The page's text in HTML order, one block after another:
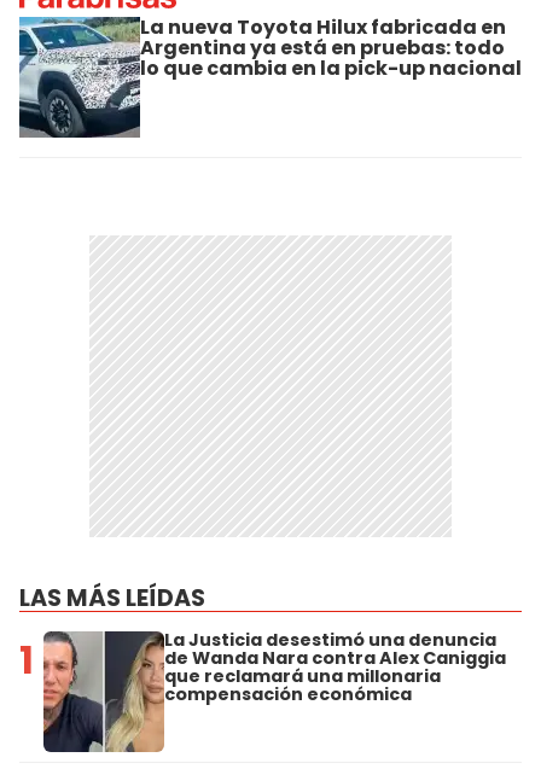
La nueva Toyota Hilux fabricada en
Argentina ya está en pruebas: todo
lo que cambia en la pick-up nacional
LAS MÁS LEÍDAS
1 La Justicia desestimó una denuncia
de Wanda Nara contra Alex Caniggia
que reclamará una millonaria
compensación económica